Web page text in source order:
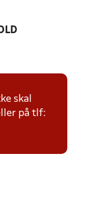
skal
på tlf: